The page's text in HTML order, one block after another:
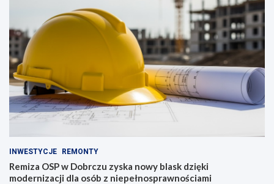
INWESTYCJE REMONTY
Remiza OSP w Dobrczu zyska nowy blask dzięki
modernizacji dla osób z niepełnosprawnościami